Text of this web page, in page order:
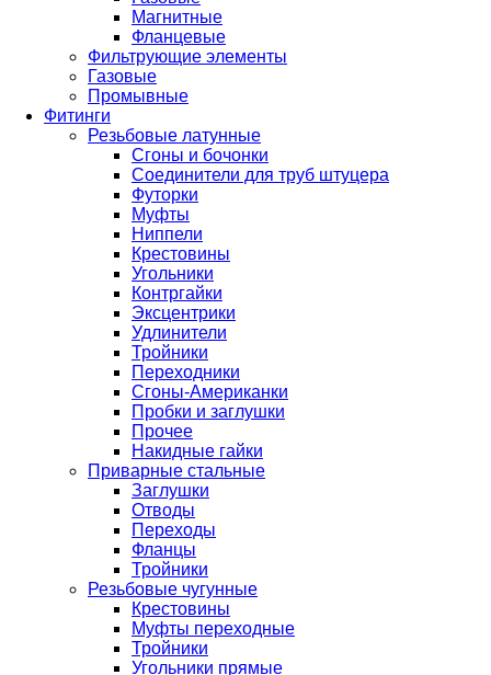
Магнитные
Фланцевые
Фильтрующие элементы
Газовые
Промывные
Фитинги
Резьбовые латунные
Сгоны и бочонки
Соединители для труб штуцера
Футорки
Муфты
Ниппели
Крестовины
Угольники
Контргайки
Эксцентрики
Удлинители
Тройники
Переходники
Сгоны-Американки
Пробки и заглушки
Прочее
Накидные гайки
Приварные стальные
Заглушки
Отводы
Переходы
Фланцы
Тройники
Резьбовые чугунные
Крестовины
Муфты переходные
Тройники
Угольники прямые